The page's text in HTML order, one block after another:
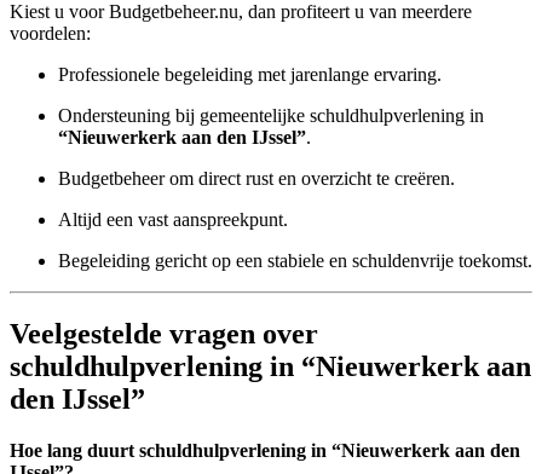
Kiest u voor Budgetbeheer.nu, dan profiteert u van meerdere
voordelen:
Professionele begeleiding met jarenlange ervaring.
Ondersteuning bij gemeentelijke schuldhulpverlening in
“Nieuwerkerk aan den IJssel”.
Budgetbeheer om direct rust en overzicht te creëren.
Altijd een vast aanspreekpunt.
Begeleiding gericht op een stabiele en schuldenvrije toekomst.
Veelgestelde vragen over
schuldhulpverlening in “Nieuwerkerk aan
den IJssel”
Hoe lang duurt schuldhulpverlening in “Nieuwerkerk aan den